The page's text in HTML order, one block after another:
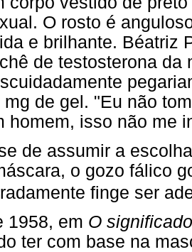
O rosto é
e brilhante. Béatriz
de testosterona da
mg de gel. "Eu não
homem, isso não me
de assumir a
o gozo fálico
finge ser
1958, em O
ter com base na